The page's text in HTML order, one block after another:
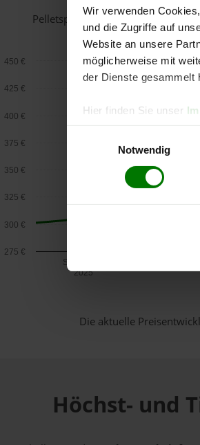
Wir verwenden
und die Zugriffe auf
Website an unsere
möglicherweise mit
der Dienste gesammelt
Hier finden Sie unser
Notwendig
Pelletspreise in Muthmannsdorf
September
2025
275 €
300 €
325 €
350 €
375 €
400 €
425 €
450 €
Die aktuelle
Höchst- und